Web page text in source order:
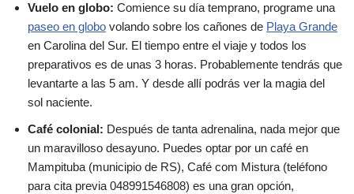
Vuelo en globo: Comience su día temprano, programe una
paseo en globo volando sobre los cañones de Playa Grande
en Carolina del Sur. El tiempo entre el viaje y todos los
preparativos es de unas 3 horas. Probablemente tendrás que
levantarte a las 5 am. Y desde allí podrás ver la magia del
sol naciente.
Café colonial: Después de tanta adrenalina, nada mejor que
un maravilloso desayuno. Puedes optar por un café en
Mampituba (municipio de RS), Café com Mistura (teléfono
para cita previa 048991546808) es una gran opción,